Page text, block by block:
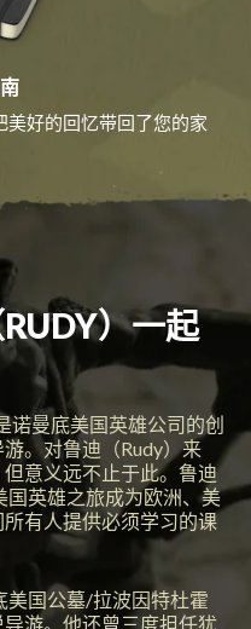
好的回忆带回了您的家
）一起
诺曼底美国英雄公司的创
。对鲁迪（Rudy）来
意义远不止于此。鲁迪
国英雄之旅成为欧洲、美
有人提供必须学习的课
美国公墓/拉波因特杜霍
游。他还曾三度担任犹